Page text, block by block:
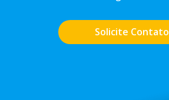
Solicite Contato